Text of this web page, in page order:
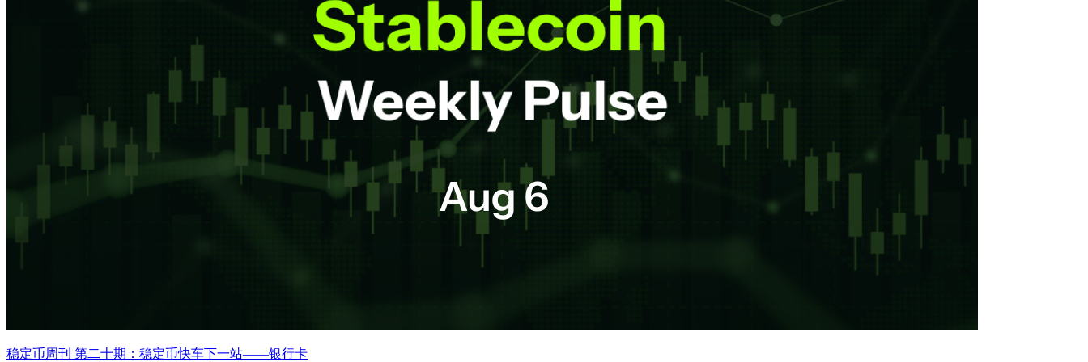
稳定币周刊 第二十期：稳定币快车下一站——银行卡